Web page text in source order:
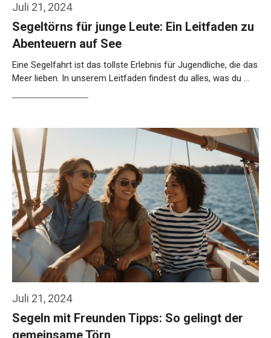
Juli 21, 2024
Segeltörns für junge Leute: Ein Leitfaden zu
Abenteuern auf See
Eine Segelfahrt ist das tollste Erlebnis für Jugendliche, die das
Meer lieben. In unserem Leitfaden findest du alles, was du …
Juli 21, 2024
Segeln mit Freunden Tipps: So gelingt der
gemeinsame Törn